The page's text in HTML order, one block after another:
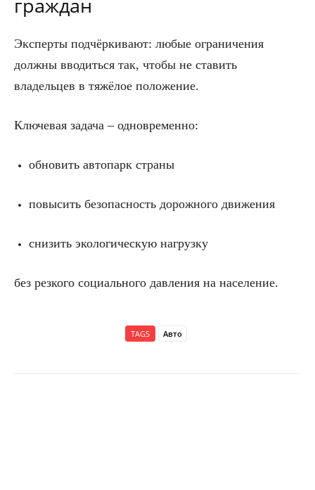
граждан
Эксперты подчёркивают: любые ограничения
должны вводиться так, чтобы не ставить
владельцев в тяжёлое положение.
Ключевая задача – одновременно:
обновить автопарк страны
повысить безопасность дорожного движения
снизить экологическую нагрузку
без резкого социального давления на население.
TAGS Авто